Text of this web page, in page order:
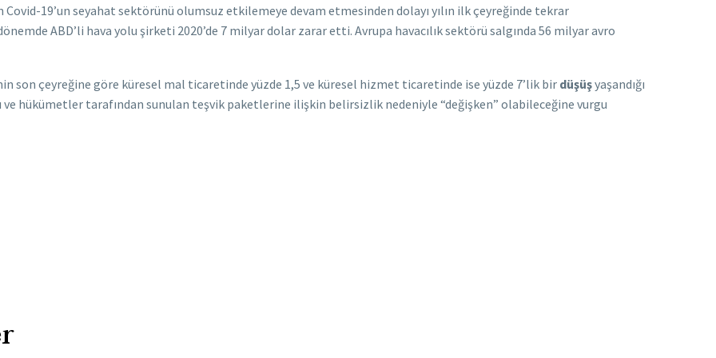
19’un seyahat sektörünü olumsuz etkilemeye devam etmesinden dolayı yılın ilk çeyreğinde tekrar
ABD’li hava yolu şirketi 2020’de 7 milyar dolar zarar etti. Avrupa havacılık sektörü salgında 56 milyar avro
son çeyreğine göre küresel mal ticaretinde yüzde 1,5 ve küresel hizmet ticaretinde ise yüzde 7’lik bir düşüşyaşandığı
ve hükümetler tarafından sunulan teşvik paketlerine ilişkin belirsizlik nedeniyle “değişken” olabileceğine vurgu